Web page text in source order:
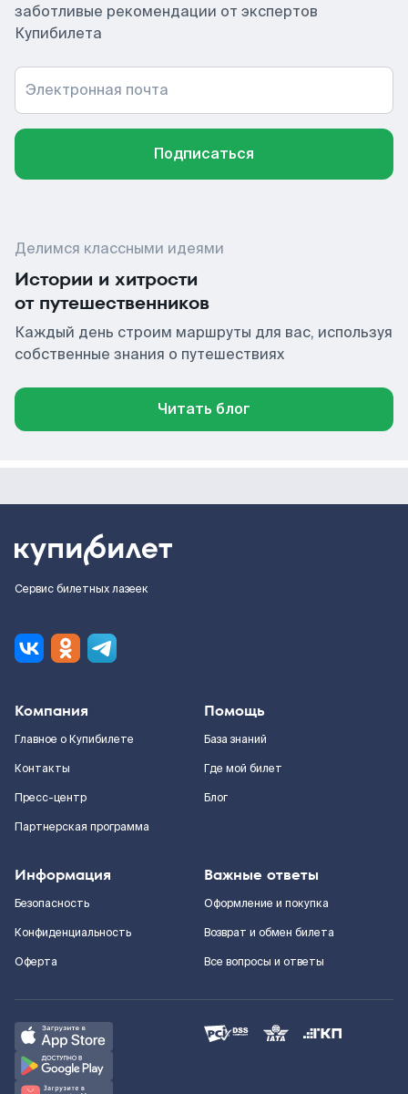
заботливые рекомендации от экспертов
Купибилета
Электронная почта
Подписаться
Делимся классными идеями
Истории и хитрости
от путешественников
Каждый день строим маршруты для вас, используя
собственные знания о путешествиях
Читать блог
Сервис билетных лазеек
Компания
Главное о Купибилете
Контакты
Пресс-центр
Партнерская программа
Помощь
База знаний
Где мой билет
Блог
Информация
Безопасность
Конфиденциальность
Оферта
Важные ответы
Оформление и покупка
Возврат и обмен билета
Все вопросы и ответы